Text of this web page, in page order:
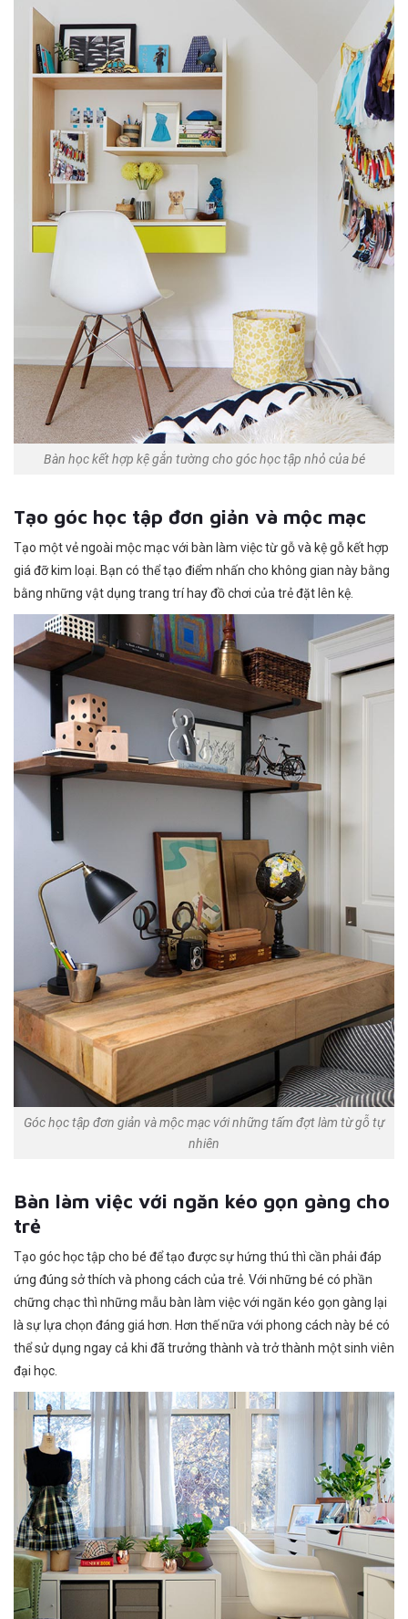
Bàn học kết hợp kệ gắn tường cho góc học tập nhỏ của bé
Tạo góc học tập đơn giản và mộc mạc
Tạo một vẻ ngoài mộc mạc với bàn làm việc từ gỗ và kệ gỗ kết hợp
giá đỡ kim loại. Bạn có thể tạo điểm nhấn cho không gian này bằng
bằng những vật dụng trang trí hay đồ chơi của trẻ đặt lên kệ.
Góc học tập đơn giản và mộc mạc với những tấm đợt làm từ gỗ tự
nhiên
Bàn làm việc với ngăn kéo gọn gàng cho
trẻ
Tạo góc học tập cho bé để tạo được sự hứng thú thì cần phải đáp
ứng đúng sở thích và phong cách của trẻ. Với những bé có phần
chững chạc thì những mẫu bàn làm việc với ngăn kéo gọn gàng lại
là sự lựa chọn đáng giá hơn. Hơn thế nữa với phong cách này bé có
thể sử dụng ngay cả khi đã trưởng thành và trở thành một sinh viên
đại học.